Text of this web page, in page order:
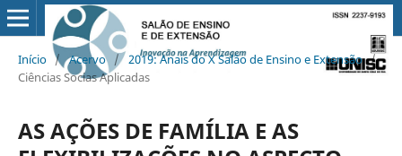
Início / Acervo / 2019: Anais do X Salão de Ensino e Extensão /
Ciências Socias Aplicadas
AS AÇÕES DE FAMÍLIA E AS